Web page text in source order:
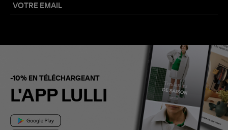
-10% EN TÉLÉCHARGEANT
L'APP LULLI